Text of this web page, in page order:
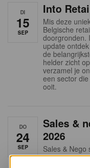
DI
15
SEP
Into
Mis deze
Belgische
doorgronden.
update
de
helder zicht
verzamel je
een sector
ooit.
DO
24
SEP
Sales &
2026
Sales & Nego